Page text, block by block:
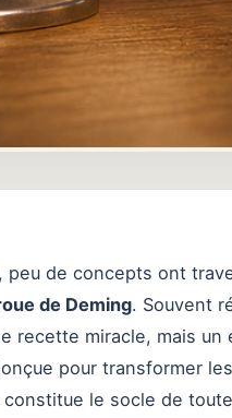
peu de concepts ont
de Deming. Souvent
recette miracle, mais un
pour transformer
le socle de